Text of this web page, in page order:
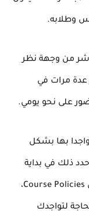
وطلابه.
من وجهة نظر
عدة مرات في
على نحو يومي.
بها بشكل
ذلك في بداية
الكورس، ووضح ذلك في سياسات الكورس Course Policies،
لتواجدك